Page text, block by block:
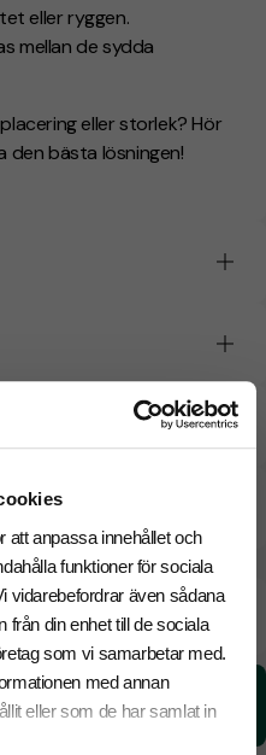
att anpassa innehållet och
funktioner för sociala
vidarebefordrar även sådana
från din enhet till de sociala
som vi samarbetar med.
med annan
eller som de har samlat in
eller ryggen.
mellan de sydda
eller storlek? Hör
den bästa lösningen!
leveranstid: 6 arbetsdagar
leverans? Kontakta oss.
/ per styck